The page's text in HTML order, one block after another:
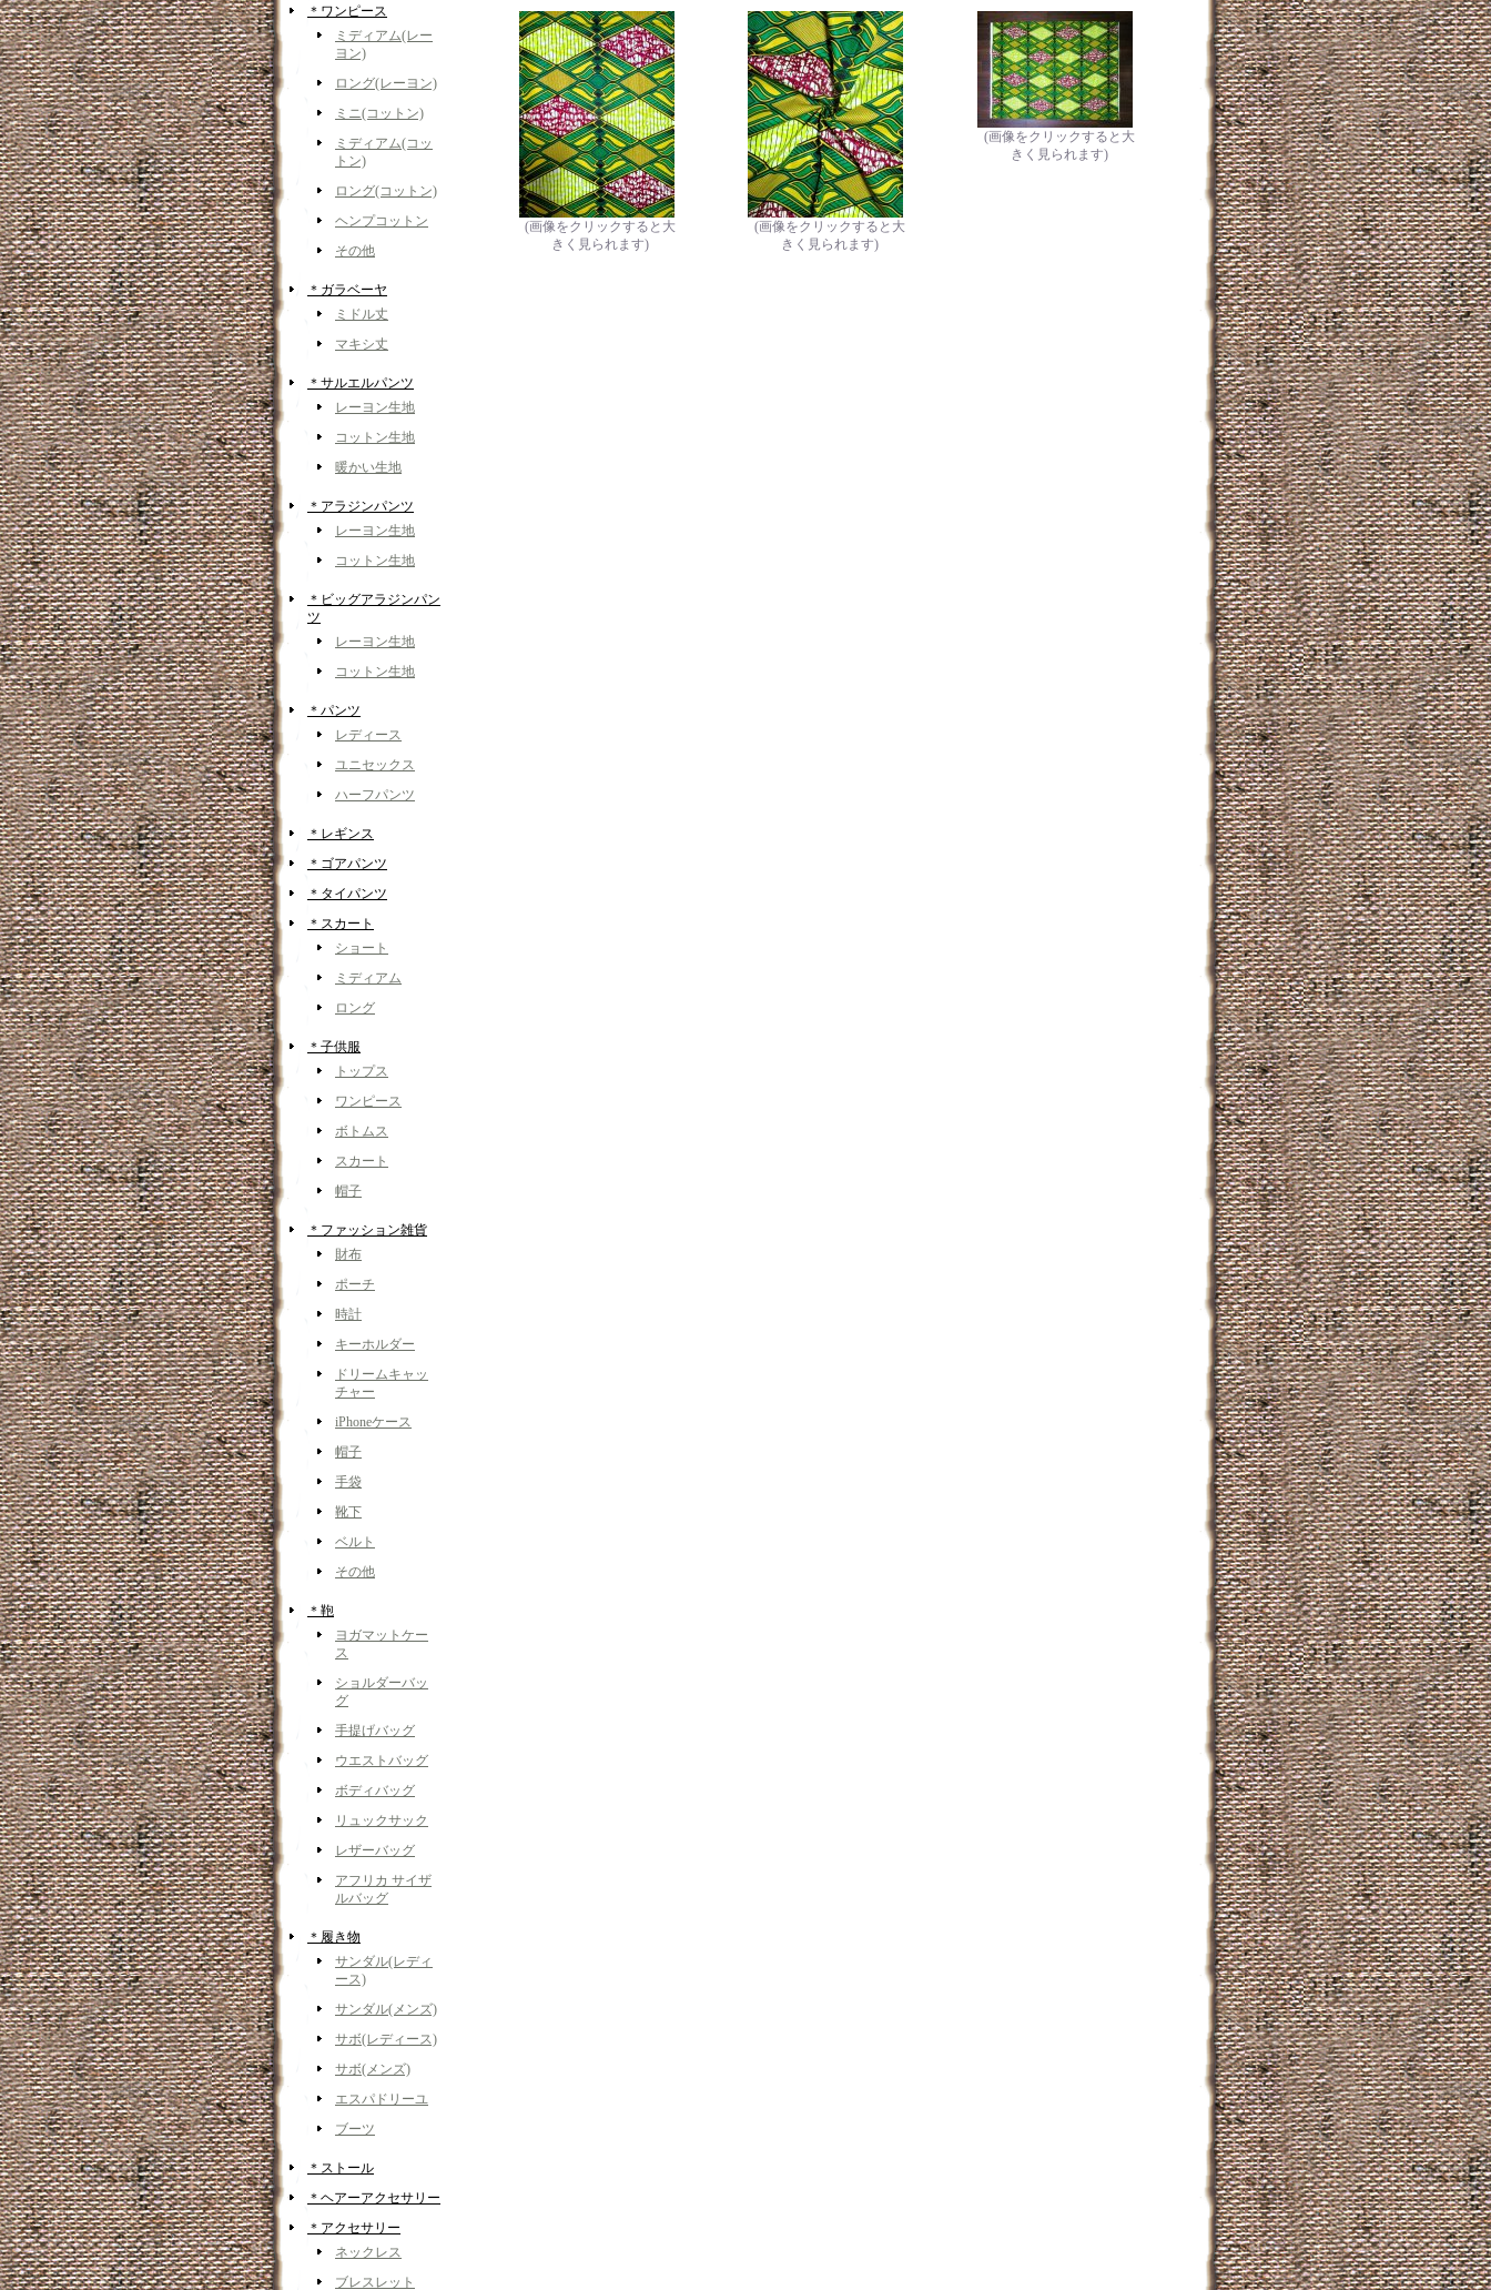
＊ワンピース
ミディアム(レー
ヨン)
ロング(レーヨン)
ミニ(コットン)
ミディアム(コッ
トン)
ロング(コットン)
ヘンプコットン
その他
＊ガラベーヤ
ミドル丈
マキシ丈
＊サルエルパンツ
レーヨン生地
コットン生地
暖かい生地
＊アラジンパンツ
レーヨン生地
コットン生地
＊ビッグアラジンパン
ツ
レーヨン生地
コットン生地
＊パンツ
レディース
ユニセックス
ハーフパンツ
＊レギンス
＊ゴアパンツ
＊タイパンツ
＊スカート
ショート
ミディアム
ロング
＊子供服
トップス
ワンピース
ボトムス
スカート
帽子
＊ファッション雑貨
財布
ポーチ
時計
キーホルダー
ドリームキャッ
チャー
iPhoneケース
帽子
手袋
靴下
ベルト
その他
＊鞄
ヨガマットケー
ス
ショルダーバッ
グ
手提げバッグ
ウエストバッグ
ボディバッグ
リュックサック
レザーバッグ
アフリカ サイザ
ルバッグ
＊履き物
サンダル(レディ
ース)
サンダル(メンズ)
サボ(レディース)
サボ(メンズ)
エスパドリーユ
ブーツ
＊ストール
＊ヘアーアクセサリー
＊アクセサリー
ネックレス
ブレスレット
(画像をクリックすると大
きく見られます)
(画像をクリックすると大
きく見られます)
(画像をクリックすると大
きく見られます)